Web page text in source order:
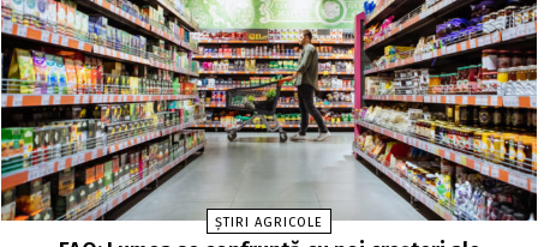
ȘTIRI AGRICOLE